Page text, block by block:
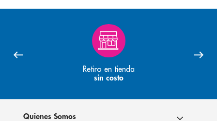
Retiro en tienda
sin costo
Quienes Somos